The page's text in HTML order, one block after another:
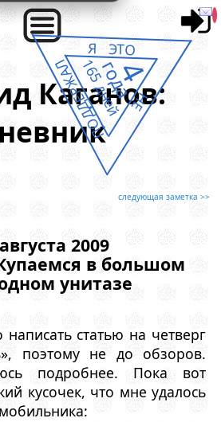
Каганов:
следующая заметка >>
2009
в большом
унитазе
статью на четверг
поэтому не до обзоров.
подробнее. Пока вот
кусочек, что мне удалось
Я ЭТО
НЕ
ПОДДЕРЖАЛ4
года
165 дней